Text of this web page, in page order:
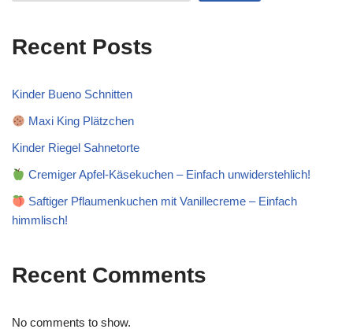
Recent Posts
Kinder Bueno Schnitten
Maxi King Plätzchen
Kinder Riegel Sahnetorte
Cremiger Apfel-Käsekuchen – Einfach unwiderstehlich!
Saftiger Pflaumenkuchen mit Vanillecreme – Einfach
himmlisch!
Recent Comments
No comments to show.